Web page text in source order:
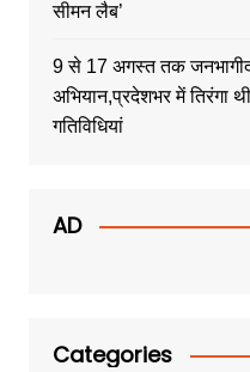
सीमन लैब’
9 से 17 अगस्त तक
अभियान,प्रदेशभर में तिरंगा
गतिविधियां
AD
Categories